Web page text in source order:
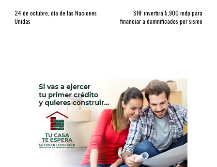
24 de octubre, día de las Naciones
Unidas
SHF invertirá 5,900 mdp para
financiar a damnificados por sismo